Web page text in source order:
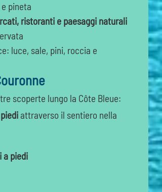
pineta
ristoranti e paesaggi naturali
luce, sale, pini, roccia e
scoperte lungo la Côte Bleue:
attraverso il sentiero nella
a piedi